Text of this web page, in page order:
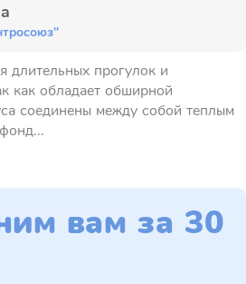
длительных прогулок и
как обладает обширной
соединены между собой теплым
вам за 30